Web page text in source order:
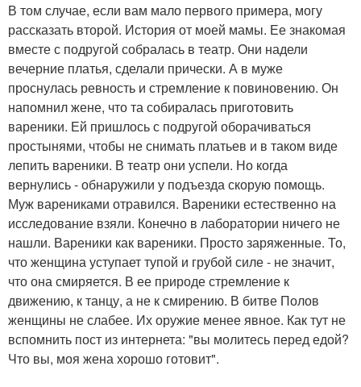
В том случае, если вам мало первого примера, могу
рассказать второй. История от моей мамы. Ее знакомая
вместе с подругой собралась в театр. Они надели
вечерние платья, сделали прически. А в муже
проснулась ревность и стремление к повиновению. Он
напомнил жене, что та собиралась приготовить
вареники. Ей пришлось с подругой оборачиваться
простынями, чтобы не снимать платьев и в таком виде
лепить вареники. В театр они успели. Но когда
вернулись - обнаружили у подъезда скорую помощь.
Муж варениками отравился. Вареники естественно на
исследование взяли. Конечно в лаборатории ничего не
нашли. Вареники как вареники. Просто заряженные. То,
что женщина уступает тупой и грубой силе - не значит,
что она смиряется. В ее природе стремление к
движению, к танцу, а не к смирению. В битве Полов
женщины не слабее. Их оружие менее явное. Как тут не
вспомнить пост из интернета: "вы молитесь перед едой?
Что вы, моя жена хорошо готовит".